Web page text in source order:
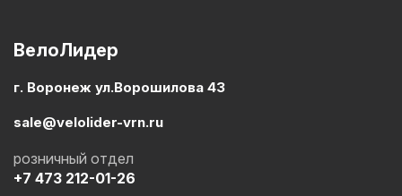
ВелоЛидер
г. Воронеж ул.Ворошилова 43
sale@velolider-vrn.ru
+7 473 212-01-26
розничный отдел